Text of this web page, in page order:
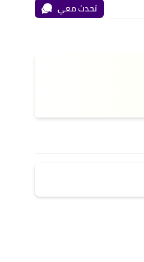
تحدث معي